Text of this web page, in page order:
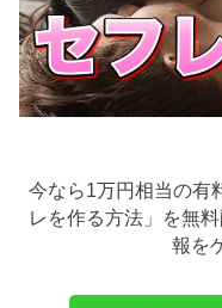
今なら1万円相当の有
レを作る方法」を無
報を